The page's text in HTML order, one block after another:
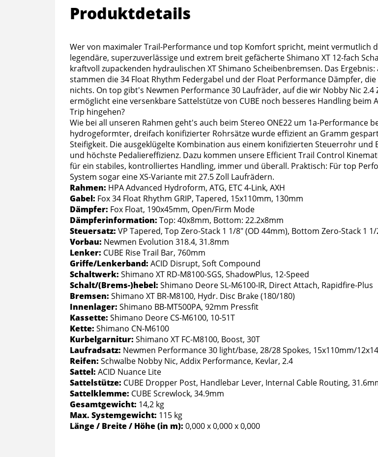
Produktdetails
Wer von maximaler Trail-Performance und top Komfort spricht, meint vermutlich
legendäre, superzuverlässige und extrem breit gefächerte Shimano XT 12-fach
kraftvoll zupackenden hydraulischen XT Shimano Scheibenbremsen. Das
stammen die 34 Float Rhythm Federgabel und der Float Performance Dämpfer,
nichts. On top gibt's Newmen Performance 30 Laufräder, auf die wir Nobby Nic
ermöglicht eine versenkbare Sattelstütze von CUBE noch besseres Handling
Trip hingehen?
Wie bei all unseren Rahmen geht's auch beim Stereo ONE22 um 1a-Performance
hydrogeformter, dreifach konifizierter Rohrsätze wurde effizient an Gramm
Steifigkeit. Die ausgeklügelte Kombination aus einem konifizierten Steuerrohr
und höchste Pedaliereffizienz. Dazu kommen unsere Efficient Trail Control
für ein stabiles, kontrolliertes Handling, immer und überall. Praktisch: Für top
System sogar eine XS-Variante mit 27.5 Zoll Laufrädern.
Rahmen: HPA Advanced Hydroform, ATG, ETC 4-Link, AXH
Gabel: Fox 34 Float Rhythm GRIP, Tapered, 15x110mm, 130mm
Dämpfer: Fox Float, 190x45mm, Open/Firm Mode
Dämpferinformation: Top: 40x8mm, Bottom: 22.2x8mm
Steuersatz: VP Tapered, Top Zero-Stack 1 1/8" (OD 44mm), Bottom Zero-Stack 1
Vorbau: Newmen Evolution 318.4, 31.8mm
Lenker: CUBE Rise Trail Bar, 760mm
Griffe/Lenkerband: ACID Disrupt, Soft Compound
Schaltwerk: Shimano XT RD-M8100-SGS, ShadowPlus, 12-Speed
Schalt/(Brems-)hebel: Shimano Deore SL-M6100-IR, Direct Attach, Rapidfire-Plus
Bremsen: Shimano XT BR-M8100, Hydr. Disc Brake (180/180)
Innenlager: Shimano BB-MT500PA, 92mm Pressfit
Kassette: Shimano Deore CS-M6100, 10-51T
Kette: Shimano CN-M6100
Kurbelgarnitur: Shimano XT FC-M8100, Boost, 30T
Laufradsatz: Newmen Performance 30 light/base, 28/28 Spokes, 15x110mm/
Reifen: Schwalbe Nobby Nic, Addix Performance, Kevlar, 2.4
Sattel: ACID Nuance Lite
Sattelstütze: CUBE Dropper Post, Handlebar Lever, Internal Cable Routing,
Sattelklemme: CUBE Screwlock, 34.9mm
Gesamtgewicht: 14,2 kg
Max. Systemgewicht: 115 kg
Länge / Breite / Höhe (in m): 0,000 x 0,000 x 0,000